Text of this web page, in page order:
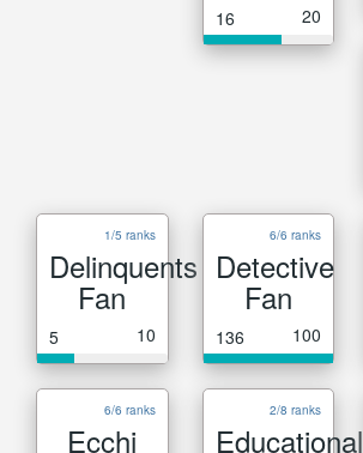
16 20
1/5 ranks
Delinquents
Fan
5 10
6/6 ranks
Detective
Fan
136 100
6/6 ranks
Ecchi
2/8 ranks
Educational